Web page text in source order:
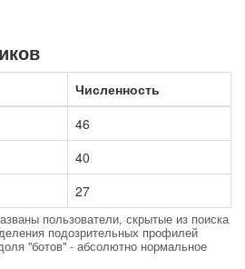
Численность
46
40
27
пользователи, скрытые из поиска
подозрительных профилей
"ботов" - абсолютно нормальное